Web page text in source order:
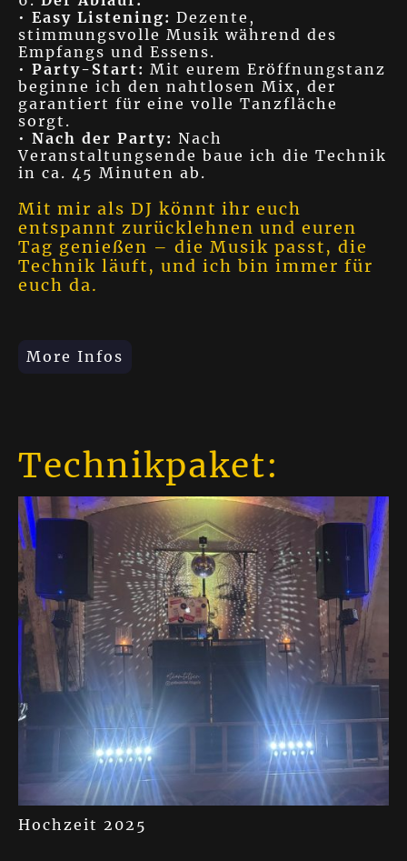
• Easy Listening: Dezente,
stimmungsvolle Musik während des
Empfangs und Essens.
• Party-Start: Mit eurem Eröffnungstanz
beginne ich den nahtlosen Mix, der
garantiert für eine volle Tanzfläche
sorgt.
• Nach der Party: Nach
Veranstaltungsende baue ich die Technik
in ca. 45 Minuten ab.
Mit mir als DJ könnt ihr euch
entspannt zurücklehnen und euren
Tag genießen – die Musik passt, die
Technik läuft, und ich bin immer für
euch da.
More Infos
Technikpaket:
Hochzeit 2025